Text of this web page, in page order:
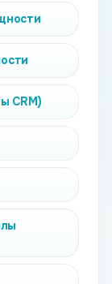
CRM)